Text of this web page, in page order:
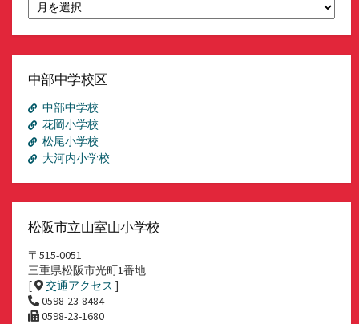
別
ア
イ
中部中学校区
中部中学校
花岡小学校
松尾小学校
大河内小学校
松阪市立山室山小学校
〒515-0051
三重県松阪市光町1番地
[
交通アクセス ]
0598-23-8484
0598-23-1680